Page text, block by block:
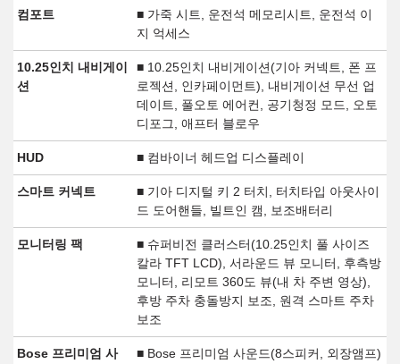
컴포트
■ 가죽 시트, 운전석 메모리시트, 운전석 이
지 억세스
10.25인치 내비게이
션
■ 10.25인치 내비게이션(기아 커넥트, 폰 프
로젝션, 인카페이먼트), 내비게이션 무선 업
데이트, 풀오토 에어컨, 공기청정 모드, 오토
디포그, 애프터 블로우
HUD ■ 컴바이너 헤드업 디스플레이
스마트 커넥트
■ 기아 디지털 키 2 터치, 터치타입 아웃사이
드 도어핸들, 빌트인 캠, 보조배터리
모니터링 팩
■ 슈퍼비전 클러스터(10.25인치 풀 사이즈
칼라 TFT LCD), 서라운드 뷰 모니터, 후측방
모니터, 리모트 360도 뷰(내 차 주변 영상),
후방 주차 충돌방지 보조, 원격 스마트 주차
보조
Bose 프리미엄 사
■ Bose 프리미엄 사운드(8스피커, 외장앰프)